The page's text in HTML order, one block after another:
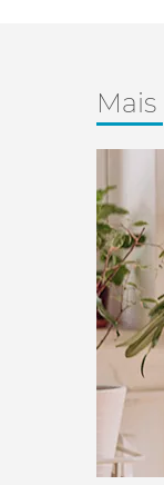
Mais